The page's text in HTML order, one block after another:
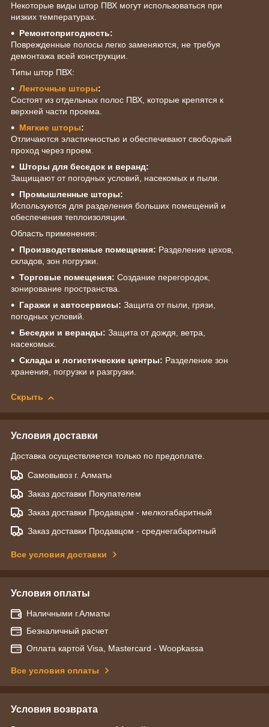
Некоторые виды штор ПВХ могут использоваться при
низких температурах.
Ремонтопригодность:
Поврежденные полосы легко заменяются, не требуя
демонтажа всей конструкции.
Типы штор ПВХ:
Ленточные шторы:
Состоят из отдельных полос ПВХ, которые крепятся к
верхней части проема.
Мягкие шторы:
Отличаются эластичностью и обеспечивают свободный
проход через проем.
Шторы для беседок и веранд:
Защищают от погодных условий, насекомых и пыли.
Промышленные шторы:
Используются для разделения больших помещений и
обеспечения теплоизоляции.
Область применения:
Производственные помещения: Разделение цехов,
складов, зон погрузки.
Торговые помещения: Создание перегородок,
зонирование пространства.
Гаражи и автосервисы: Защита от пыли, грязи,
погодных условий.
Беседки и веранды: Защита от дождя, ветра,
насекомых.
Склады и логистические центры: Разделение зон
хранения, погрузки и разгрузки.
Скрыть
Условия доставки
Доставка осуществляется только по предоплате.
Самовывоз г. Алматы
Заказ доставки Покупателем
Заказ доставки Продавцом - мелкогабаритный
Заказ доставки Продавцом - среднегабаритный
Все условия доставки
Условия оплаты
Наличными г.Алматы
Безналичный расчет
Оплата картой Visa, Mastercard - Woopkassa
Все условия оплаты
Условия возврата